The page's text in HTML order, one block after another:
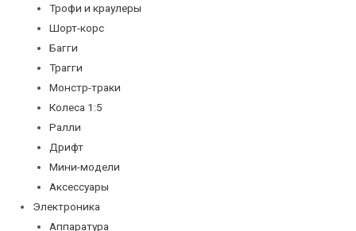
Трофи и краулеры
Шорт-корс
Багги
Трагги
Монстр-траки
Колеса 1:5
Ралли
Дрифт
Мини-модели
Аксессуары
Электроника
Аппаратура